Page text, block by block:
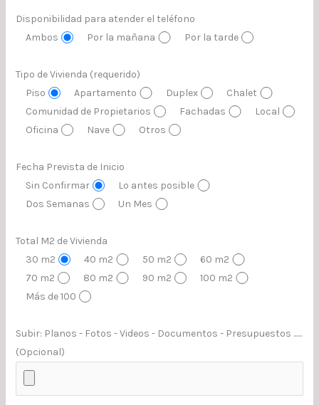
Disponibilidad para atender el teléfono
Ambos
Por la mañana Por la tarde
Tipo de Vivienda (requerido)
Piso
Apartamento Duplex
Chalet
Comunidad de Propietarios
Fachadas
Local
Oficina
Nave Otros
Fecha Prevista de Inicio
Sin Confirmar
Lo antes posible
Dos Semanas
Un Mes
Total M2 de Vivienda
30 m2
40 m2 50 m2
60 m2
70 m2
80 m2 90 m2
100 m2
Más de 100
Subir: Planos - Fotos - Videos - Documentos - Presupuestos ......
(Opcional)